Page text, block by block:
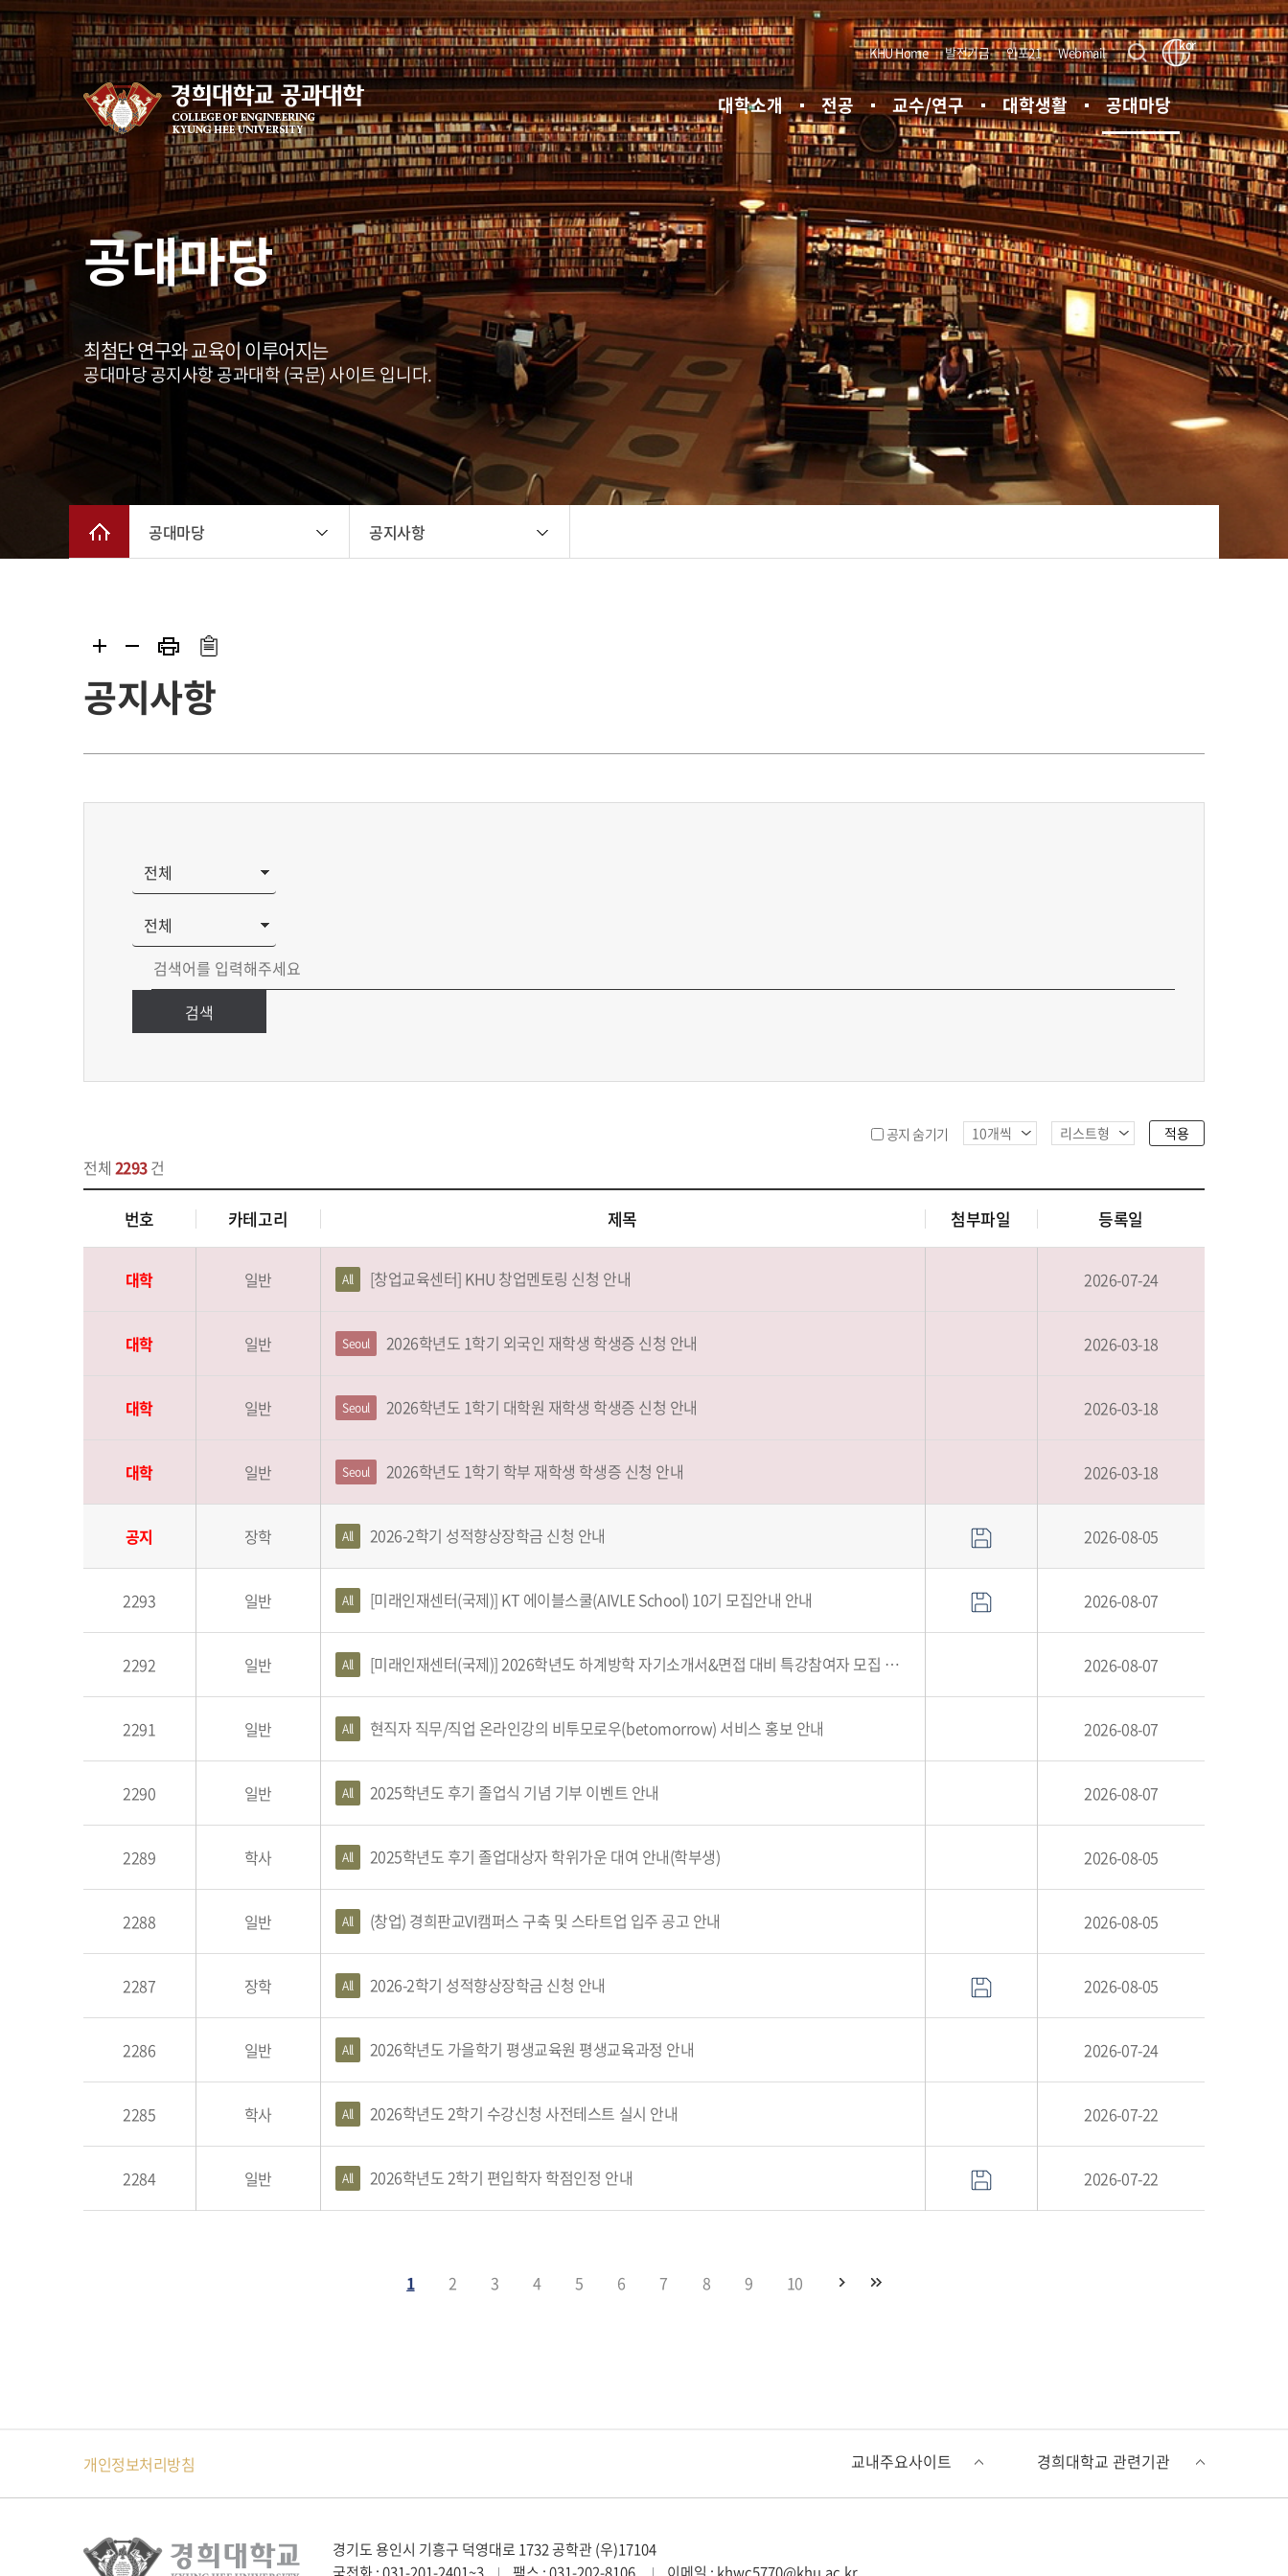
KHU Home 발전기금 인포21 Webmail kor
대학소개 전공 교수/연구 대학생활 공대마당
공대마당
최첨단 연구와 교육이 이루어지는
공대마당 공지사항 공과대학 (국문) 사이트 입니다.
공대마당 공지사항
공지사항
검색
공지 숨기기 적용
전체 2293건
번호 카테고리 제목 첨부파일 등록일
대학 일반 All [창업교육센터] KHU 창업멘토링 신청 안내 2026-07-24
대학 일반 Seoul 2026학년도 1학기 외국인 재학생 학생증 신청 안내 2026-03-18
대학 일반 Seoul 2026학년도 1학기 대학원 재학생 학생증 신청 안내 2026-03-18
대학 일반 Seoul 2026학년도 1학기 학부 재학생 학생증 신청 안내 2026-03-18
공지 장학 All 2026-2학기 성적향상장학금 신청 안내 2026-08-05
2293 일반 All [미래인재센터(국제)] KT 에이블스쿨(AIVLE School) 10기 모집안내 안내 2026-08-07
2292 일반 All [미래인재센터(국제)] 2026학년도 하계방학 자기소개서&면접 대비 특강참여자 모집 안내 2026-08-07
2291 일반 All 현직자 직무/직업 온라인강의 비투모로우(betomorrow) 서비스 홍보 안내 2026-08-07
2290 일반 All 2025학년도 후기 졸업식 기념 기부 이벤트 안내 2026-08-07
2289 학사 All 2025학년도 후기 졸업대상자 학위가운 대여 안내(학부생) 2026-08-05
2288 일반 All (창업) 경희판교VI캠퍼스 구축 및 스타트업 입주 공고 안내 2026-08-05
2287 장학 All 2026-2학기 성적향상장학금 신청 안내 2026-08-05
2286 일반 All 2026학년도 가을학기 평생교육원 평생교육과정 안내 2026-07-24
2285 학사 All 2026학년도 2학기 수강신청 사전테스트 실시 안내 2026-07-22
2284 일반 All 2026학년도 2학기 편입학자 학점인정 안내 2026-07-22
1 2 3 4 5 6 7 8 9 10
마지막페이지
개인정보처리방침
경기도 용인시 기흥구 덕영대로 1732 공학관 (우)17104